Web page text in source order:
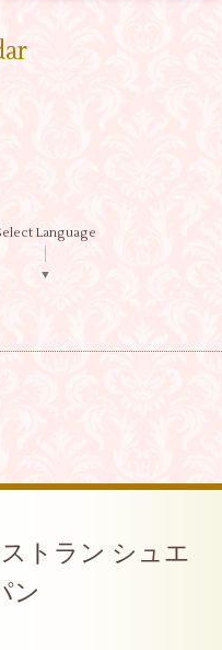
Language
▼
トラン シュエ
ン